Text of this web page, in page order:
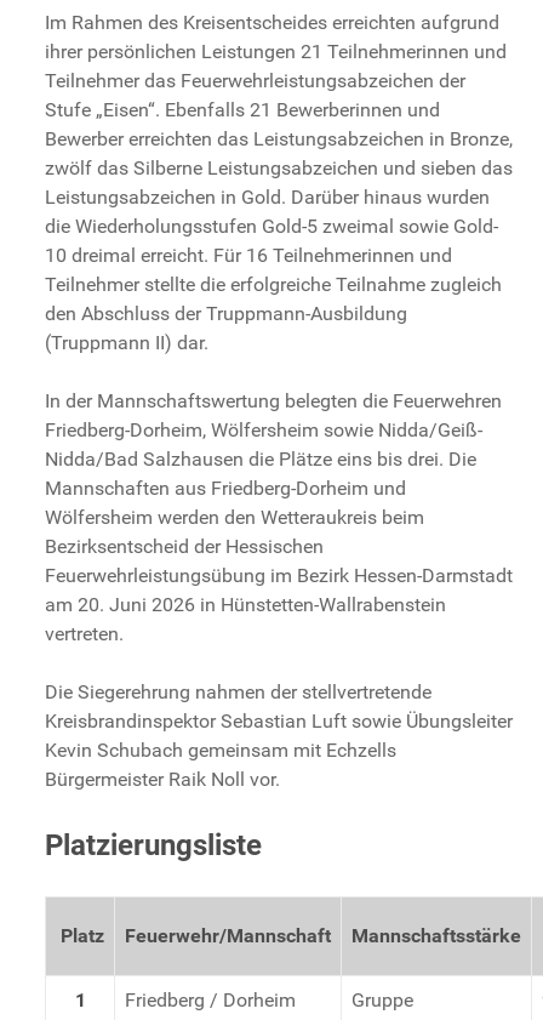
Im Rahmen des Kreisentscheides erreichten aufgrund
ihrer persönlichen Leistungen 21 Teilnehmerinnen und
Teilnehmer das Feuerwehrleistungsabzeichen der
Stufe „Eisen“. Ebenfalls 21 Bewerberinnen und
Bewerber erreichten das Leistungsabzeichen in Bronze,
zwölf das Silberne Leistungsabzeichen und sieben das
Leistungsabzeichen in Gold. Darüber hinaus wurden
die Wiederholungsstufen Gold-5 zweimal sowie Gold-
10 dreimal erreicht. Für 16 Teilnehmerinnen und
Teilnehmer stellte die erfolgreiche Teilnahme zugleich
den Abschluss der Truppmann-Ausbildung
(Truppmann II) dar.
In der Mannschaftswertung belegten die Feuerwehren
Friedberg-Dorheim, Wölfersheim sowie Nidda/Geiß-
Nidda/Bad Salzhausen die Plätze eins bis drei. Die
Mannschaften aus Friedberg-Dorheim und
Wölfersheim werden den Wetteraukreis beim
Bezirksentscheid der Hessischen
Feuerwehrleistungsübung im Bezirk Hessen-Darmstadt
am 20. Juni 2026 in Hünstetten-Wallrabenstein
vertreten.
Die Siegerehrung nahmen der stellvertretende
Kreisbrandinspektor Sebastian Luft sowie Übungsleiter
Kevin Schubach gemeinsam mit Echzells
Bürgermeister Raik Noll vor.
Platzierungsliste
Platz Feuerwehr/Mannschaft Mannschaftsstärke
1 Friedberg / Dorheim Gruppe